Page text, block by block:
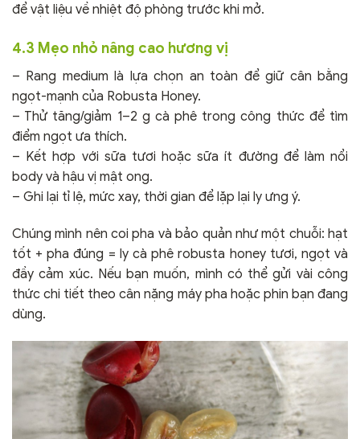
để vật liệu về nhiệt độ phòng trước khi mở.
4.3 Mẹo nhỏ nâng cao hương vị
– Rang medium là lựa chọn an toàn để giữ cân bằng
ngọt-mạnh của Robusta Honey.
– Thử tăng/giảm 1–2 g cà phê trong công thức để tìm
điểm ngọt ưa thích.
– Kết hợp với sữa tươi hoặc sữa ít đường để làm nổi
body và hậu vị mật ong.
– Ghi lại tỉ lệ, mức xay, thời gian để lặp lại ly ưng ý.
Chúng mình nên coi pha và bảo quản như một chuỗi: hạt
tốt + pha đúng = ly cà phê robusta honey tươi, ngọt và
đầy cảm xúc. Nếu bạn muốn, mình có thể gửi vài công
thức chi tiết theo cân nặng máy pha hoặc phin bạn đang
dùng.